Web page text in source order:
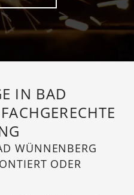
IN BAD
WÜNNENBERG
ODER